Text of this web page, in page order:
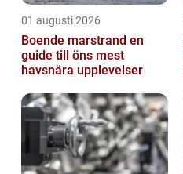
01 augusti 2026
Boende marstrand en
guide till öns mest
havsnära upplevelser